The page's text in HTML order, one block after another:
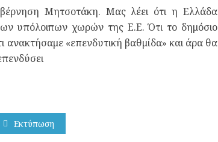
Μητσοτάκη. Μας λέει ότι η Ελλάδα
υπόλοιπων χωρών της Ε.Ε. Ότι το δημόσιο
ανακτήσαμε «επενδυτική βαθμίδα» και άρα θα
Εκτύπωση